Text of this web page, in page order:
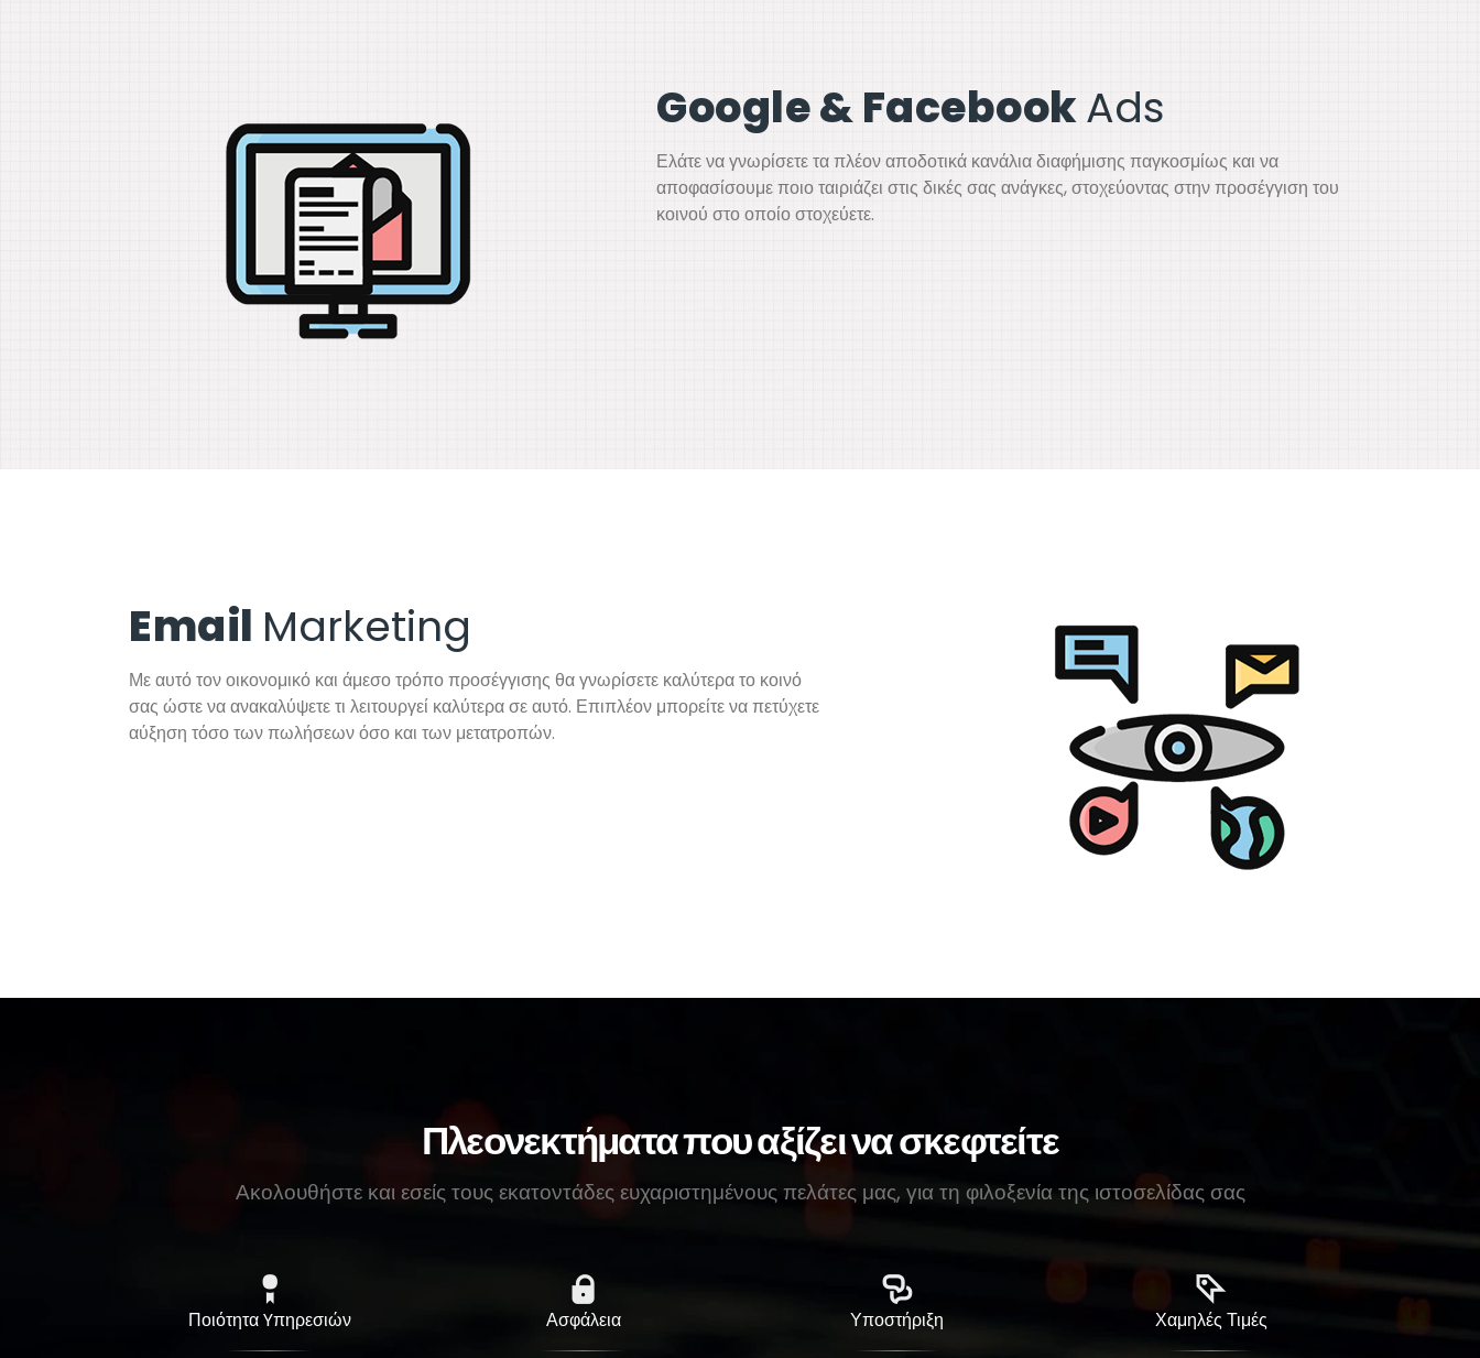
Google & FacebookAds
Ελάτε να γνωρίσετε τα πλέον αποδοτικά κανάλια διαφήμισης παγκοσμίως και να
αποφασίσουμε ποιο ταιριάζει στις δικές σας ανάγκες, στοχεύοντας στην προσέγγιση του
κοινού στο οποίο στοχεύετε.
Email Marketing
Με αυτό τον οικονομικό και άμεσο τρόπο προσέγγισης θα γνωρίσετε καλύτερα το κοινό
σας ώστε να ανακαλύψετε τι λειτουργεί καλύτερα σε αυτό. Επιπλέον μπορείτε να πετύχετε
αύξηση τόσο των πωλήσεων όσο και των μετατροπών.
Πλεονεκτήματα που αξίζει να σκεφτείτε
Ακολουθήστε και εσείς τους εκατοντάδες ευχαριστημένους πελάτες μας, για τη φιλοξενία της ιστοσελίδας σας
Ποιότητα Yπηρεσιών Ασφάλεια Υποστήριξη Χαμηλές Τιμές